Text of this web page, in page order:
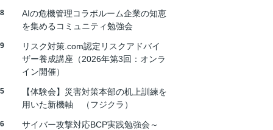
AIの危機管理コラボルーム企業の知恵
を集めるコミュニティ勉強会
リスク対策.com認定リスクアドバイ
ザー養成講座（2026年第3回：オンラ
イン開催）
【体験会】災害対策本部の机上訓練を
用いた新機軸 （フジクラ）
サイバー攻撃対応BCP実践勉強会～